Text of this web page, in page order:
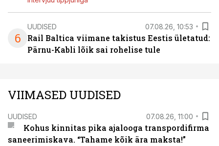
6
UUDISED 07.08.26, 10:53
Rail Baltica viimane takistus Eestis ületatud:
Pärnu-Kabli lõik sai rohelise tule
VIIMASED UUDISED
UUDISED 07.08.26, 11:00
Kohus kinnitas pika ajalooga transpordifirma
saneerimiskava. “Tahame kõik ära maksta!”